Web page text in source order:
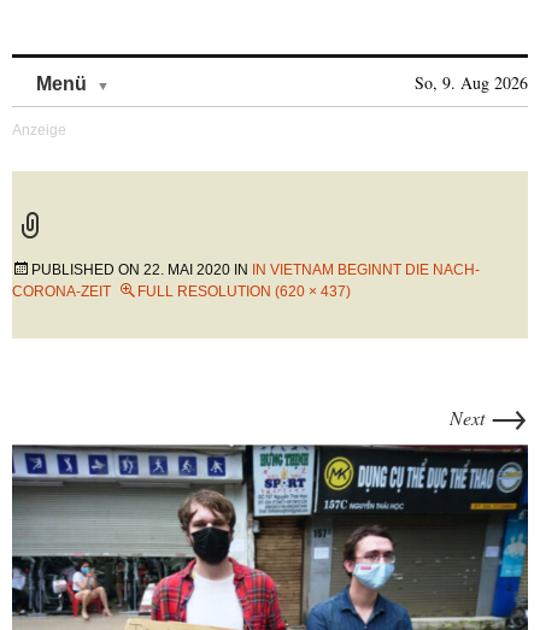
Menü So, 9. Aug 2026
PUBLISHED ON 22. MAI 2020 IN
IN VIETNAM BEGINNT DIE NACH-
CORONA-ZEIT
FULL RESOLUTION (620 × 437)
Next →